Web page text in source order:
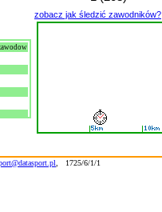
zobacz jak śledzić zawodników?
1725/6/1/1